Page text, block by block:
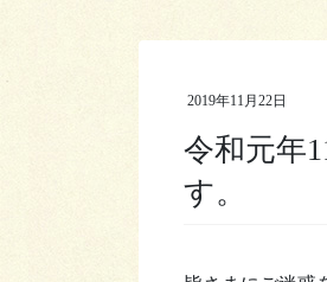
2019年11月22日
令和元年
す。